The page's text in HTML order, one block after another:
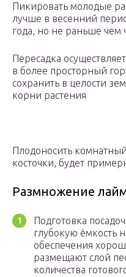
Пикировать молодые
лучше в весенний
года, но не раньше чем
Пересадка
в более просторный
сохранить в целости
корни растения
Плодоносить
косточки, будет
Размножение
Подготовка
глубокую ёмкость
обеспечения
размещают слой
количества